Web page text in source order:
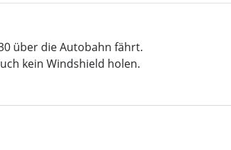
über die Autobahn fährt.
kein Windshield holen.